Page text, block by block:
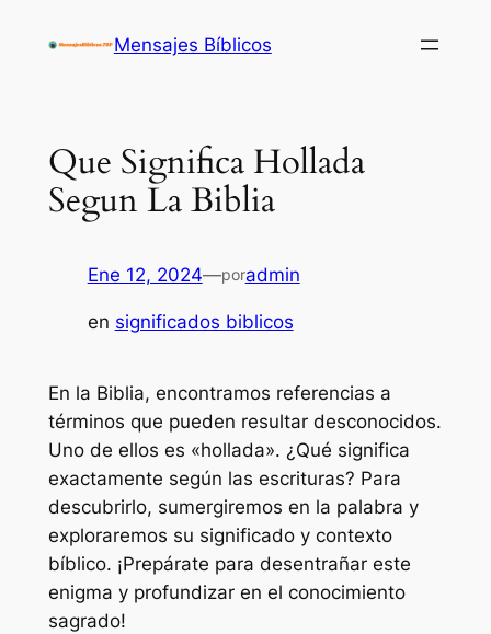
Mensajes Bíblicos
Que Significa Hollada
Segun La Biblia
Ene 12, 2024—poradmin
en significados biblicos
En la Biblia, encontramos referencias a
términos que pueden resultar desconocidos.
Uno de ellos es «hollada». ¿Qué significa
exactamente según las escrituras? Para
descubrirlo, sumergiremos en la palabra y
exploraremos su significado y contexto
bíblico. ¡Prepárate para desentrañar este
enigma y profundizar en el conocimiento
sagrado!